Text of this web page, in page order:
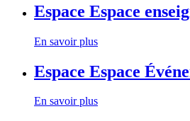
Espace Espace
En savoir plus
Espace Espace
En savoir plus